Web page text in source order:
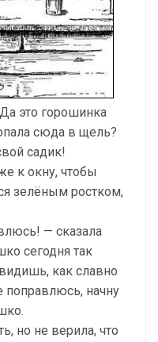
это горошинка
сюда в щель?
садик!
к окну, чтобы
зелёным ростком,
— сказала
сегодня так
как славно
поправлюсь, начну
но не верила, что